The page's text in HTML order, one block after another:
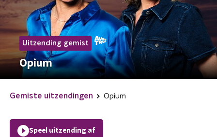
Uitzending gemist
Opium
Gemiste uitzendingen Opium
Speel uitzending af